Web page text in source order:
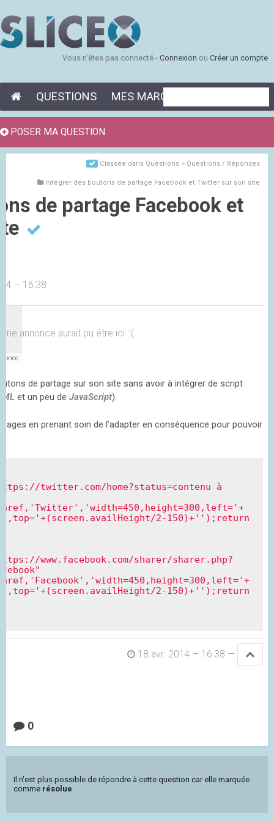
Vous n'êtes pas connecté - Connexion ou Créer un compte
QUESTIONS MES MARQUE-PAGES
Classée dans Questions > Questions / Réponses
Intégrer des boutons de partage Facebook et Twitter sur son site
de partage Facebook et
– 16:38
Une annonce aurait pu être ici :'(
de partage sur son site sans avoir à intégrer de script
et un peu deJavaScript).
en prenant soin de l'adapter en conséquence pour pouvoir
twitter.com/home?status=contenu à
2-150)+'');return
www.facebook.com/sharer/sharer.php?
2-150)+'');return
18 avr. 2014 – 16:38 —
0
Il n'est plus possible de répondre à cette question car elle marquée
comme résolue.
POSER MA QUESTION